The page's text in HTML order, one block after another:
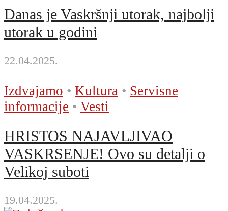
Danas je Vaskršnji utorak, najbolji
utorak u godini
22.04.2025.
Izdvajamo • Kultura • Servisne
informacije • Vesti
HRISTOS NAJAVLJIVAO
VASKRSENJE! Ovo su detalji o
Velikoj suboti
19.04.2025.